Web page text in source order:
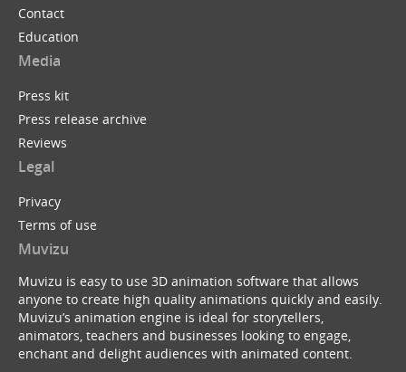
Contact
Education
Media
Press kit
Press release archive
Reviews
Legal
Privacy
Terms of use
Muvizu
Muvizu is easy to use 3D animation software that allows
anyone to create high quality animations quickly and easily.
Muvizu’s animation engine is ideal for storytellers,
animators, teachers and businesses looking to engage,
enchant and delight audiences with animated content.